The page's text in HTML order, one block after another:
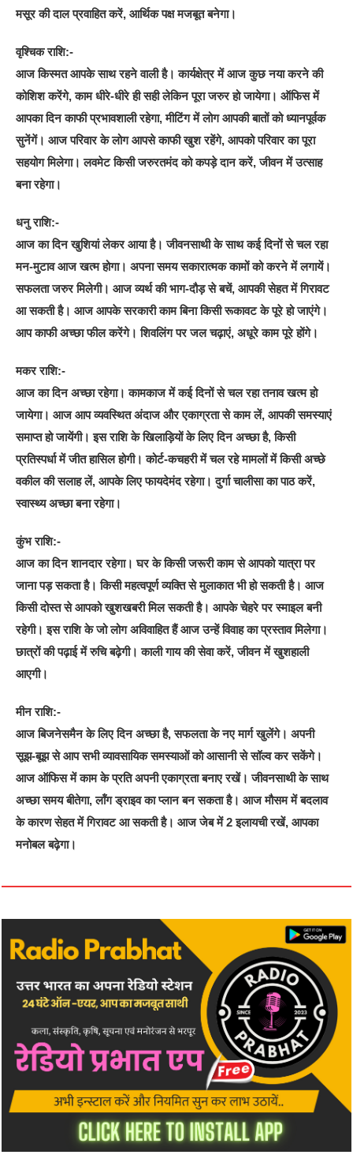
मसूर की दाल प्रवाहित करें, आर्थिक पक्ष मजबूत बनेगा।
वृश्चिक राशि:-
आज किस्मत आपके साथ रहने वाली है। कार्यक्षेत्र में आज कुछ नया करने की
कोशिश करेंगे, काम धीरे-धीरे ही सही लेकिन पूरा जरुर हो जायेगा। ऑफिस में
आपका दिन काफी प्रभावशाली रहेगा, मीटिंग में लोग आपकी बातों को ध्यानपूर्वक
सुनेंगें। आज परिवार के लोग आपसे काफी खुश रहेंगे, आपको परिवार का पूरा
सहयोग मिलेगा। लवमेट किसी जरुरतमंद को कपड़े दान करें, जीवन में उत्साह
बना रहेगा।
धनु राशि:-
आज का दिन खुशियां लेकर आया है। जीवनसाथी के साथ कई दिनों से चल रहा
मन-मुटाव आज खत्म होगा। अपना समय सकारात्मक कामों को करने में लगायें।
सफलता जरुर मिलेगी। आज व्यर्थ की भाग-दौड़ से बचें, आपकी सेहत में गिरावट
आ सकती है। आज आपके सरकारी काम बिना किसी रूकावट के पूरे हो जाएंगे।
आप काफी अच्छा फील करेंगे। शिवलिंग पर जल चढ़ाएं, अधूरे काम पूरे होंगे।
मकर राशि:-
आज का दिन अच्छा रहेगा। कामकाज में कई दिनों से चल रहा तनाव खत्म हो
जायेगा। आज आप व्यवस्थित अंदाज और एकाग्रता से काम लें, आपकी समस्याएं
समाप्त हो जायेंगी। इस राशि के खिलाड़ियों के लिए दिन अच्छा है, किसी
प्रतिस्पर्धा में जीत हासिल होगी। कोर्ट-कचहरी में चल रहे मामलों में किसी अच्छे
वकील की सलाह लें, आपके लिए फायदेमंद रहेगा। दुर्गा चालीसा का पाठ करें,
स्वास्थ्य अच्छा बना रहेगा।
कुंभ राशि:-
आज का दिन शानदार रहेगा। घर के किसी जरूरी काम से आपको यात्रा पर
जाना पड़ सकता है। किसी महत्वपूर्ण व्यक्ति से मुलाकात भी हो सकती है। आज
किसी दोस्त से आपको खुशखबरी मिल सकती है। आपके चेहरे पर स्माइल बनी
रहेगी। इस राशि के जो लोग अविवाहित हैं आज उन्हें विवाह का प्रस्ताव मिलेगा।
छात्रों की पढ़ाई में रुचि बढ़ेगी। काली गाय की सेवा करें, जीवन में खुशहाली
आएगी।
मीन राशि:-
आज बिजनेसमैन के लिए दिन अच्छा है, सफलता के नए मार्ग खुलेंगे। अपनी
सूझ-बूझ से आप सभी व्यावसायिक समस्याओं को आसानी से सॉल्व कर सकेंगे।
आज ऑफिस में काम के प्रति अपनी एकाग्रता बनाए रखें। जीवनसाथी के साथ
अच्छा समय बीतेगा, लॉंग ड्राइव का प्लान बन सकता है। आज मौसम में बदलाव
के कारण सेहत में गिरावट आ सकती है। आज जेब में 2 इलायची रखें, आपका
मनोबल बढ़ेगा।